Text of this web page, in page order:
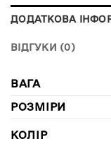
ДОДАТКОВА
ВІДГУКИ (0)
ВАГА
РОЗМІРИ
КОЛІР